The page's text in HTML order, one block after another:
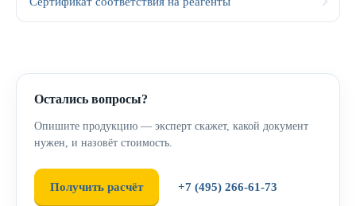
Остались вопросы?
Опишите продукцию — эксперт скажет, какой документ
нужен, и назовёт стоимость.
Получить расчёт +7 (495) 266-61-73